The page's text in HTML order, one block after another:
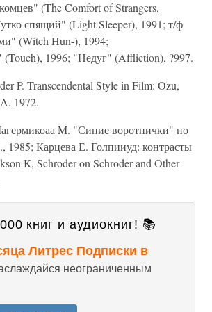
(The Comfort of Strangers,
спящий" (Light Sleeper), 1991; т/ф
(Witch Hun-), 1994;
1996; "Недуг" (Affliction), ?997.
P. Transcendental Style in Film: Ozu,
1972.
M. "Синие воротнички" но
Карцева Е. Голпииуд: контрасты
К, Schroder on Schroder and Other
книг и аудиокниг! 📚
Литрес Подписки в
неограниченным